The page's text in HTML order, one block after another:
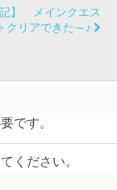
記】 メインクエス
トクリアできた～♪
です。
ください。